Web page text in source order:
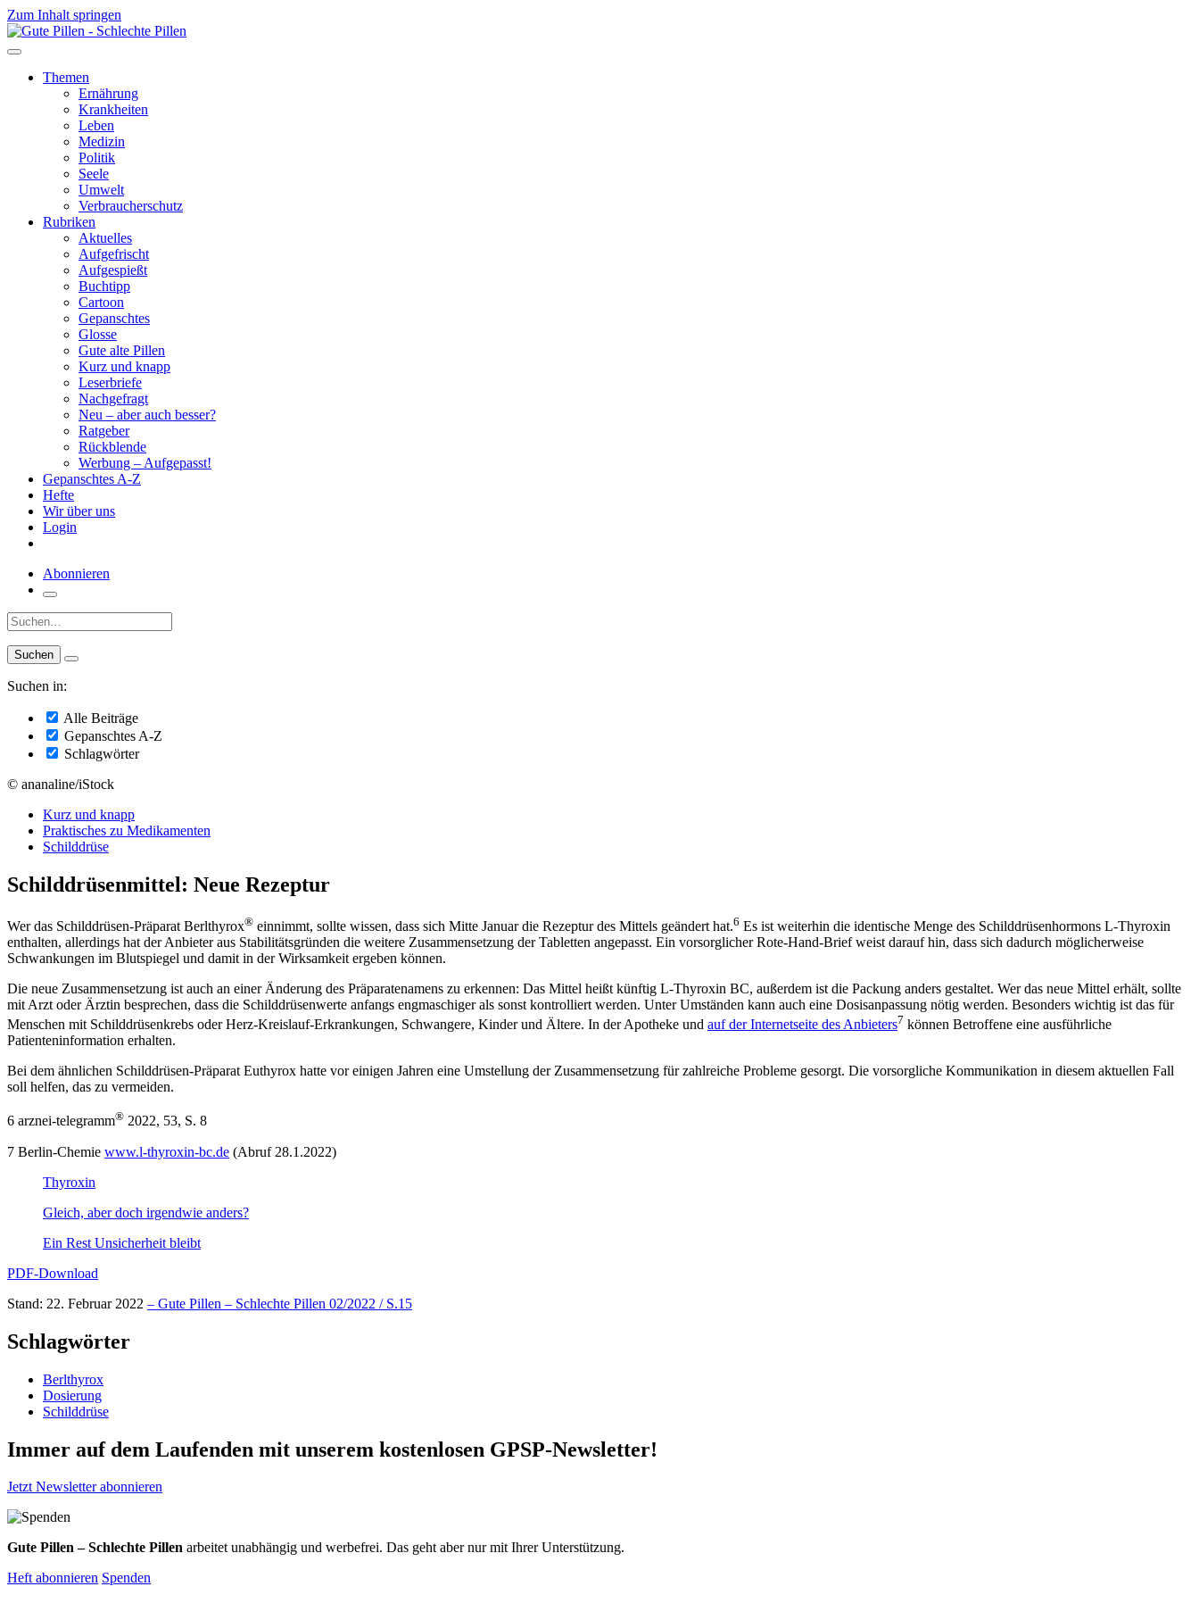
Zum Inhalt springen
Themen
Ernährung
Krankheiten
Leben
Medizin
Politik
Seele
Umwelt
Verbraucherschutz
Rubriken
Aktuelles
Aufgefrischt
Aufgespießt
Buchtipp
Cartoon
Gepanschtes
Glosse
Gute alte Pillen
Kurz und knapp
Leserbriefe
Nachgefragt
Neu – aber auch besser?
Ratgeber
Rückblende
Werbung – Aufgepasst!
Gepanschtes A-Z
Hefte
Wir über uns
Login
Abonnieren
Suche:
Suchen in:
Alle Beiträge
Gepanschtes A-Z
Schlagwörter
© ananaline/iStock
Kurz und knapp
Praktisches zu Medikamenten
Schilddrüse
Schilddrüsenmittel: Neue Rezeptur
Wer das Schilddrüsen-Präparat Berlthyrox® einnimmt, sollte wissen, dass sich Mitte Januar die Rezeptur des Mittels geändert hat.6 Es ist weiterhin die identische Menge des Schilddrüsenhormons L-Thyroxin
enthalten, allerdings hat der Anbieter aus Stabilitätsgründen die weitere Zusammensetzung der Tabletten angepasst. Ein vorsorglicher Rote-Hand-Brief weist darauf hin, dass sich dadurch möglicherweise
Schwankungen im Blutspiegel und damit in der Wirksamkeit ergeben können.
Die neue Zusammensetzung ist auch an einer Änderung des Präparatenamens zu erkennen: Das Mittel heißt künftig L-Thyroxin BC, außerdem ist die Packung anders gestaltet. Wer das neue Mittel erhält, sollte
mit Arzt oder Ärztin besprechen, dass die Schilddrüsenwerte anfangs engmaschiger als sonst kontrolliert werden. Unter Umständen kann auch eine Dosisanpassung nötig werden. Besonders wichtig ist das für
Menschen mit Schilddrüsenkrebs oder Herz-Kreislauf-Erkrankungen, Schwangere, Kinder und Ältere. In der Apotheke und auf der Internetseite des Anbieters7 können Betroffene eine ausführliche
Patienteninformation erhalten.
Bei dem ähnlichen Schilddrüsen-Präparat Euthyrox hatte vor einigen Jahren eine Umstellung der Zusammensetzung für zahlreiche Probleme gesorgt. Die vorsorgliche Kommunikation in diesem aktuellen Fall
soll helfen, das zu vermeiden.
6 arznei-telegramm® 2022, 53, S. 8
7 Berlin-Chemie www.l-thyroxin-bc.de (Abruf 28.1.2022)
Thyroxin
Gleich, aber doch irgendwie anders?
Ein Rest Unsicherheit bleibt
PDF-Download
Stand: 22. Februar 2022 – Gute Pillen – Schlechte Pillen 02/2022 / S.15
Schlagwörter
Berlthyrox
Dosierung
Schilddrüse
Immer auf dem Laufenden mit unserem kostenlosen GPSP-Newsletter!
Jetzt Newsletter abonnieren
Gute Pillen – Schlechte Pillen arbeitet unabhängig und werbefrei. Das geht aber nur mit Ihrer Unterstützung.
Heft abonnieren Spenden